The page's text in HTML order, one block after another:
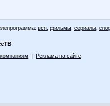
вся фильмы сериалы
| Реклама на сайте